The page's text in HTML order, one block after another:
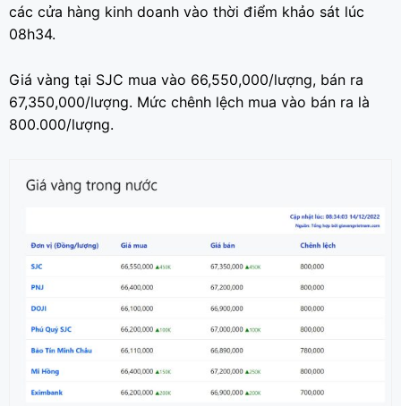
các cửa hàng kinh doanh vào thời điểm khảo sát lúc
08h34.
Giá vàng tại SJC mua vào 66,550,000/lượng, bán ra
67,350,000/lượng. Mức chênh lệch mua vào bán ra là
800.000/lượng.